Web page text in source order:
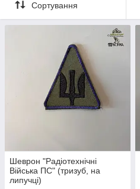
Сортування
Шеврон "Радіотехнічні
Війська ПС" (тризуб, на
липучці)